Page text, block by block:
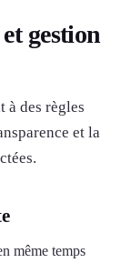
gestion
à des règles
et la
même temps